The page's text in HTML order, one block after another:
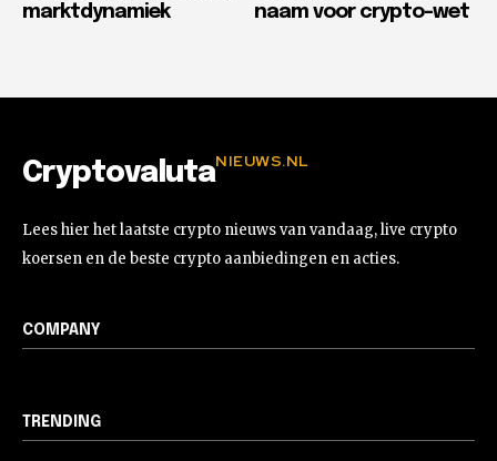
marktdynamiek
naam voor crypto-wet
CryptovalutaNIEUWS.NL
Lees hier het laatste crypto nieuws van vandaag, live crypto
koersen en de beste crypto aanbiedingen en acties.
COMPANY
TRENDING